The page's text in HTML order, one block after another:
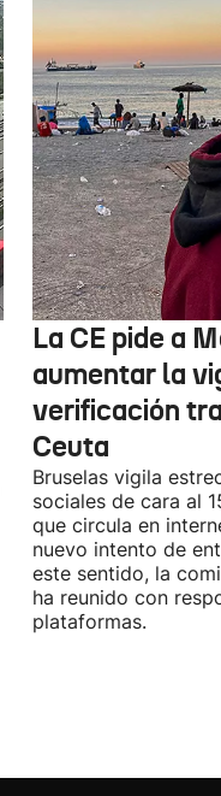
La CE pide a
aumentar la
verificación
Ceuta
Bruselas vigila
sociales de cara al
que circula en
nuevo intento de
este sentido, la
ha reunido con
plataformas.